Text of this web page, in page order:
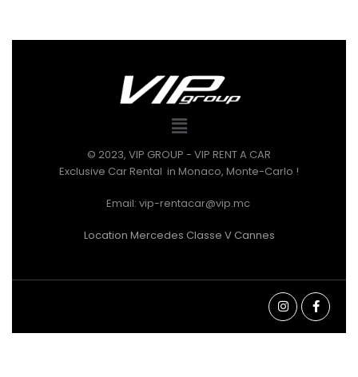
© 2023, VIP GROUP - VIP RENT A CAR
Exclusive Car Rental in Monaco, Monte-Carlo !
Email: vip-rentacar@vip.mc
Location Mercedes Classe V Cannes